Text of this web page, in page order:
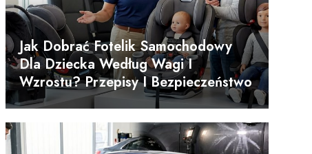
Jak Dobrać Fotelik Samochodowy
Dla Dziecka Według Wagi I
Wzrostu? Przepisy I Bezpieczeństwo